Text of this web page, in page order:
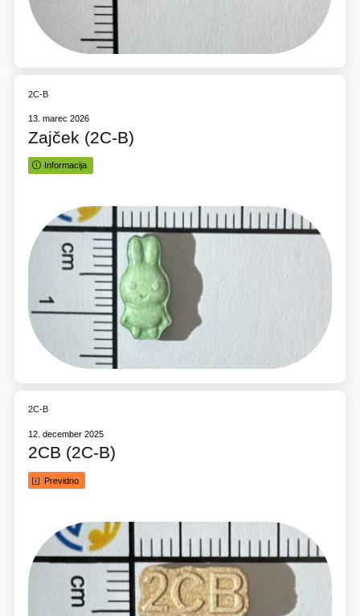
2C-B
13. marec 2026
Zajček (2C-B)
Informacija
2C-B
12. december 2025
2CB (2C-B)
Previdno